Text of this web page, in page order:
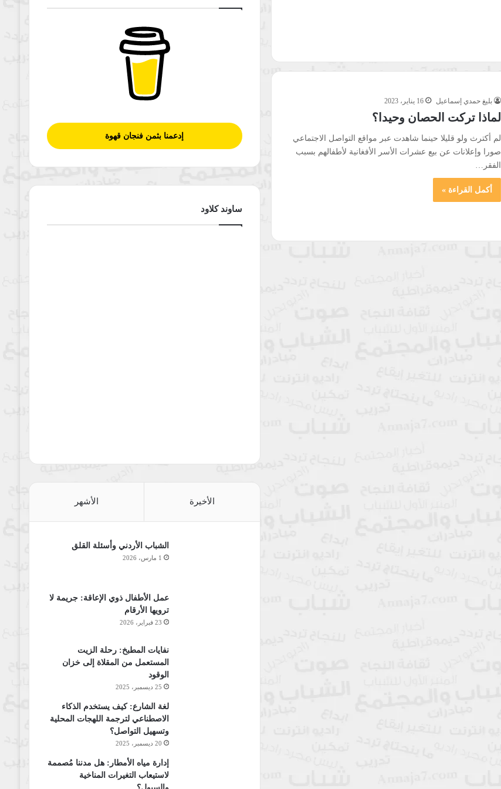
بليغ حمدي إسماعيل 16 يناير، 2023
لماذا تركت الحصان وحيدا؟
لم أكترث ولو قليلا حينما شاهدت عبر مواقع التواصل الاجتماعي
صورا وإعلانات عن بيع عشرات الأسر الأفغانية لأطفالهم بسبب
الفقر…
أكمل القراءة »
إدعمنا بثمن فنجان قهوة
ساوند كلاود
الأخيرة الأشهر
الشباب الأردني وأسئلة القلق
1 مارس، 2026
عمل الأطفال ذوي الإعاقة: جريمة لا
ترويها الأرقام
23 فبراير، 2026
نفايات المطبخ: رحلة الزيت
المستعمل من المقلاة إلى خزان
الوقود
25 ديسمبر، 2025
لغة الشارع: كيف يستخدم الذكاء
الاصطناعي لترجمة اللهجات المحلية
وتسهيل التواصل؟
20 ديسمبر، 2025
إدارة مياه الأمطار: هل مدننا مُصممة
لاستيعاب التغيرات المناخية